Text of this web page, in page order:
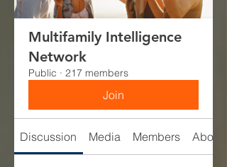
Multifamily Intelligence
Network
Public · 217 members
Join
Discussion Media Members About